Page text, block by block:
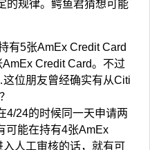
的规律。鳄鱼君猜想可能
有5张AmEx Credit Card
Credit Card。不过
位朋友曾经确实有从Citi
4/24的时候同一天申请两
可能在持有4张AmEx
人工审核的话，就有可